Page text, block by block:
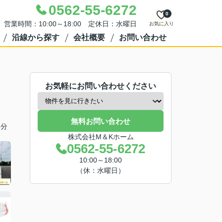
0562-55-6272
営業時間：10:00～18:00 定休日：水曜日 お気に入り
0
沿線から探す 会社概要 お問い合わせ
お気軽にお問い合わせください
無料お問い合わせ
株式会社M＆Kホーム
0562-55-6272
10:00～18:00
（休：水曜日）